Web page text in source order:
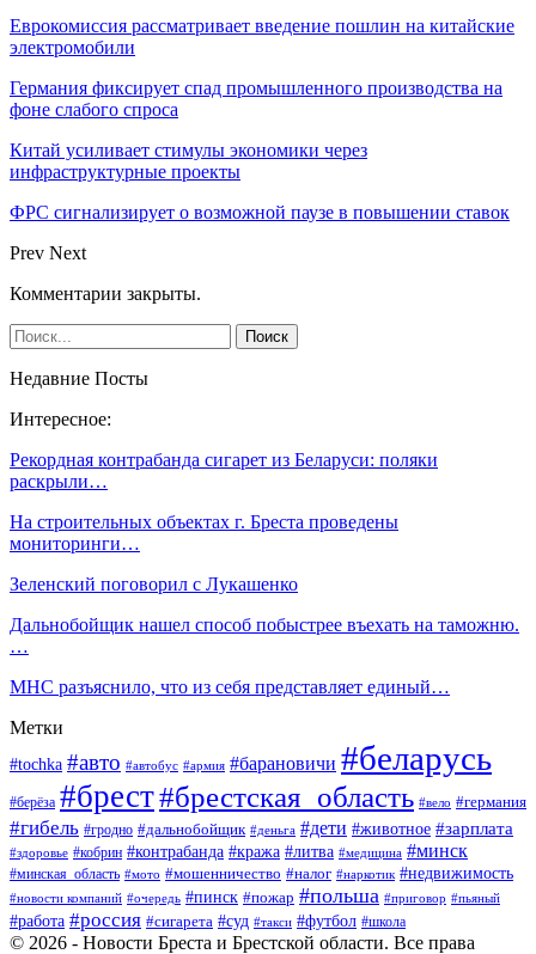
Еврокомиссия рассматривает введение пошлин на китайские
электромобили
Германия фиксирует спад промышленного производства на
фоне слабого спроса
Китай усиливает стимулы экономики через
инфраструктурные проекты
ФРС сигнализирует о возможной паузе в повышении ставок
Prev Next
Комментарии закрыты.
Недавние Посты
Интересное:
Рекордная контрабанда сигарет из Беларуси: поляки
раскрыли…
На строительных объектах г. Бреста проведены
мониторинги…
Зеленский поговорил с Лукашенко
Дальнобойщик нашел способ побыстрее въехать на таможню.
…
МНС разъяснило, что из себя представляет единый…
Метки
#tochka #авто #автобус #армия #барановичи #беларусь
#берёза #брест#брестская_область #вело #германия
#гибель #гродно #дальнобойщик #деньга #дети #животное #зарплата
#здоровье #кобрин #контрабанда #кража #литва #медицина #минск
#минская_область #мото #мошенничество #налог #наркотик #недвижимость
#новости компаний #очередь #пинск #пожар #польша #приговор #пьяный
#работа #россия #сигарета #суд #такси #футбол #школа
© 2026 - Новости Бреста и Брестской области. Все права